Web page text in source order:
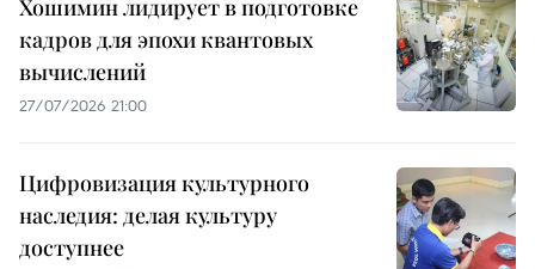
Хошимин лидирует в подготовке
кадров для эпохи квантовых
вычислений
27/07/2026 21:00
Цифровизация культурного
наследия: делая культуру
доступнее